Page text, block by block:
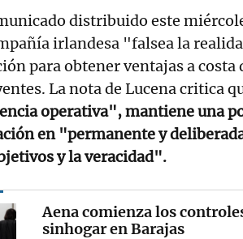
distribuido este
irlandesa "falsea la
para obtener ventajas a costa
La nota de Lucena critica
operativa", mantiene una
en "permanente y
y la veracidad".
Aena comienza los
sinhogar en Barajas